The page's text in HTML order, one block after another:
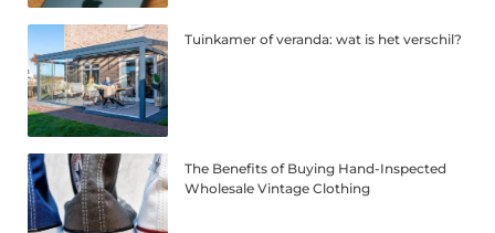
Tuinkamer of veranda: wat is het verschil?
The Benefits of Buying Hand-Inspected
Wholesale Vintage Clothing